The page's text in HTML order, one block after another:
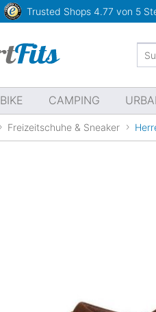
Trusted Shops 4.77 von 5
BIKE CAMPING
Freizeitschuhe & Sneaker